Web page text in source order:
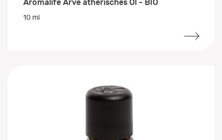
Aromalife Arve ätherisches Öl - BIO
10 ml